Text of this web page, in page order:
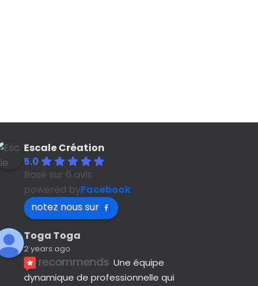
Escale Création
5.0
Basé sur 6 avis
powered byFacebook
notez nous sur
Toga Toga
2 years ago
recommends Une équipe
dynamique de professionnelle qui